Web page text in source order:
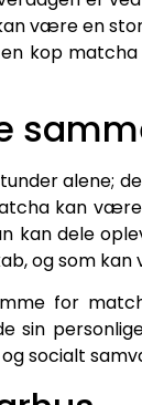
være en
kop
alene;
kan
kan dele
og som
for
sin
socialt